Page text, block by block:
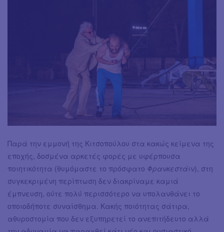
Παρά την εμμονή της Κιτσοπούλου στα κακώς κείμενα της
εποχής, δοσμένα αρκετές φορές με υφέρπουσα
ποιητικότητα (θυμόμαστε το πρόσφατο Φρανκεστάιν), στη
συγκεκριμένη περίπτωση δεν διακρίναμε καμιά
έμπνευση, ούτε πολύ περισσότερο να υπολανθάνει το
οποιοδήποτε συναίσθημα. Κακής ποιότητας σάτιρα,
αθυροστομία που δεν εξυπηρετεί το ανεπιτήδευτο αλλά